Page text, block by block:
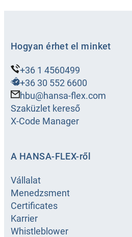
Hogyan érhet el minket
+36 1 4560499
+36 30 552 6600
hbu@hansa-flex.com
Szaküzlet kereső
X-Code Manager
A HANSA-FLEX-ről
Vállalat
Menedzsment
Certificates
Karrier
Whistleblower